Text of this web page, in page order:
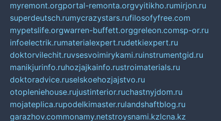
myremont.orgportal-remonta.orgvyitikho.rumirjon.ru
superdeutsch.rumycrazystars.rufilosofyfree.com
mypetslife.orgwarren-buffett.orggreleon.comsp-or.ru
infoelectrik.rumaterialexpert.rudetkiexpert.ru
doktorvilechit.ruvsesvoimirykami.ruinstrumentgid.ru
manikjurinfo.ruhozjajkainfo.rustroimaterials.ru
doktoradvice.ruselskoehozjajstvo.ru
otopleniehouse.rujustinterior.ruchastnyjdom.ru
mojateplica.rupodelkimaster.rulandshaftblog.ru
garazhov.commonamy.netstroysnami.kzlcna.kz